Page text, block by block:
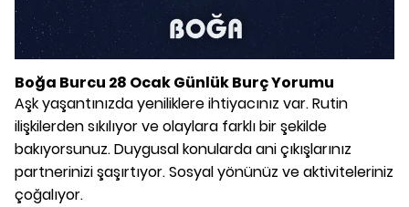
Boğa Burcu 28 Ocak Günlük Burç Yorumu
Aşk yaşantınızda yeniliklere ihtiyacınız var. Rutin
ilişkilerden sıkılıyor ve olaylara farklı bir şekilde
bakıyorsunuz. Duygusal konularda ani çıkışlarınız
partnerinizi şaşırtıyor. Sosyal yönünüz ve aktiviteleriniz
çoğalıyor.